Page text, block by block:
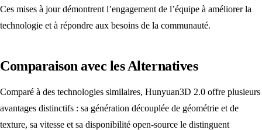
Ces mises à jour démontrent l’engagement de l’équipe à améliorer la
technologie et à répondre aux besoins de la communauté.
Comparaison avec les Alternatives
Comparé à des technologies similaires, Hunyuan3D 2.0 offre plusieurs
avantages distinctifs : sa génération découplée de géométrie et de
texture, sa vitesse et sa disponibilité open-source le distinguent